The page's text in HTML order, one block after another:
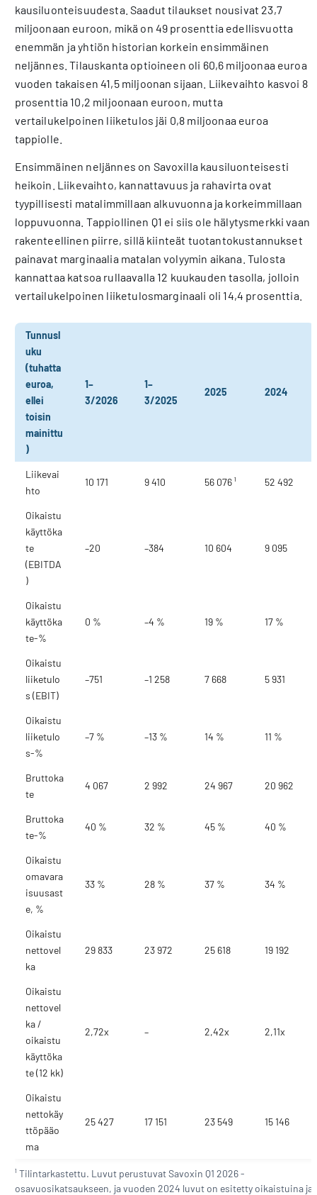
kausiluonteisuudesta. Saadut tilaukset nousivat 23,7
miljoonaan euroon, mikä on 49 prosenttia edellisvuotta
enemmän ja yhtiön historian korkein ensimmäinen
neljännes. Tilauskanta optioineen oli 60,6 miljoonaa euroa
vuoden takaisen 41,5 miljoonan sijaan. Liikevaihto kasvoi 8
prosenttia 10,2 miljoonaan euroon, mutta
vertailukelpoinen liiketulos jäi 0,8 miljoonaa euroa
tappiolle.
Ensimmäinen neljännes on Savoxilla kausiluonteisesti
heikoin. Liikevaihto, kannattavuus ja rahavirta ovat
tyypillisesti matalimmillaan alkuvuonna ja korkeimmillaan
loppuvuonna. Tappiollinen Q1 ei siis ole hälytysmerkki vaan
rakenteellinen piirre, sillä kiinteät tuotantokustannukset
painavat marginaalia matalan volyymin aikana. Tulosta
kannattaa katsoa rullaavalla 12 kuukauden tasolla, jolloin
vertailukelpoinen liiketulosmarginaali oli 14,4 prosenttia.
Tunnusl
uku
(tuhatta
euroa,
ellei
toisin
mainittu
)
1–
3/2026
1–
3/2025
2025 2024
Liikevai
hto
10 171 9 410 56 076 ¹ 52 492
Oikaistu
käyttöka
te
(EBITDA
)
–20 –384 10 604 9 095
Oikaistu
käyttöka
te-%
0 % –4 % 19 % 17 %
Oikaistu
liiketulo
s (EBIT)
–751 –1 258 7 668 5 931
Oikaistu
liiketulo
s-%
–7 % –13 % 14 % 11 %
Bruttoka
te
4 067 2 992 24 967 20 962
Bruttoka
te-%
40 % 32 % 45 % 40 %
Oikaistu
omavara
isuusast
e, %
33 % 28 % 37 % 34 %
Oikaistu
nettovel
ka
29 833 23 972 25 618 19 192
Oikaistu
nettovel
ka /
oikaistu
käyttöka
te (12 kk)
2,72x – 2,42x 2,11x
Oikaistu
nettokäy
ttöpääo
ma
25 427 17 151 23 549 15 146
¹ Tilintarkastettu. Luvut perustuvat Savoxin Q1 2026 -
osavuosikatsaukseen, ja vuoden 2024 luvut on esitetty oikaistuina ja